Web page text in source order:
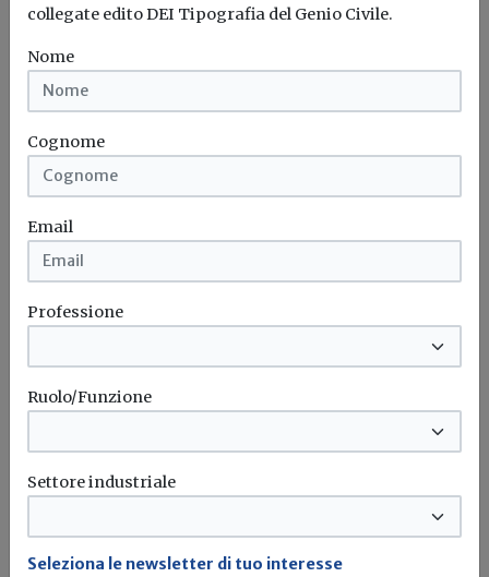
Idrogeno verde, una soluzione per
l'energia del futuro. Ma oggi è ancora
troppo caro
L'obiettivo crescita sostenibile è raggiungibile
attraverso l'utilizzo dell'idrogeno verde. Ma al
momento...Leggi
spunta il nuovo contributo per
rendere la casa più efficiente
Potrebbe interessarti
Attualità
collegate edito DEI Tipografia del Genio Civile.
Nome
Cognome
Email
Professione
Ruolo/Funzione
Settore industriale
Seleziona le newsletter di tuo interesse